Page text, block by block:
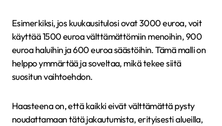
Esimerkiksi, jos kuukausitulosi ovat 3000 euroa, voit
käyttää 1500 euroa välttämättömiin menoihin, 900
euroa haluihin ja 600 euroa säästöihin. Tämä malli on
helppo ymmärtää ja soveltaa, mikä tekee siitä
suositun vaihtoehdon.
Haasteena on, että kaikki eivät välttämättä pysty
noudattamaan tätä jakautumista, erityisesti alueilla,